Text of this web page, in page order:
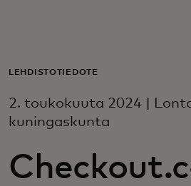
Yrityksille
Maailmalle
Innovaattoreille
LEHDISTÖTIEDOTE
2. toukokuuta 2024 |
kuningaskunta